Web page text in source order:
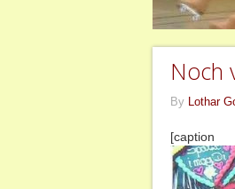
Noch
By Lothar